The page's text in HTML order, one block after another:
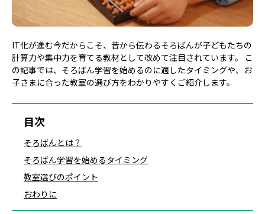
IT化が進む今だからこそ、昔から伝わるそろばんが子どもたちの
計算力や集中力を育てる教材として改めて注目されています。 こ
の記事では、そろばん学習を始めるのに適したタイミングや、お
子さまに合った教室の選び方をわかりやすくご紹介します。
目次
そろばんとは？
そろばん学習を始めるタイミング
教室選びのポイント
おわりに